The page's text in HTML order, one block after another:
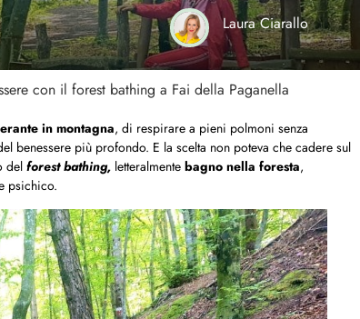
Laura Ciarallo
con il forest bathing a Fai della Paganella
in montagna, di respirare a pieni polmoni senza
benessere più profondo. E la scelta non poteva che cadere sul
delforest bathing, letteralmente bagno nella foresta,
psichico.